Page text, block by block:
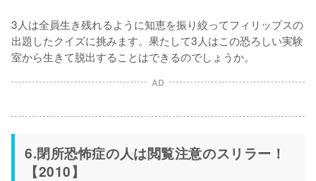
3人は全員生き残れるように知恵を振り絞ってフィリップスの
出題したクイズに挑みます。果たして3人はこの恐ろしい実験
室から生きて脱出することはできるのでしょうか。
AD
6.閉所恐怖症の人は閲覧注意のスリラー！
【2010】